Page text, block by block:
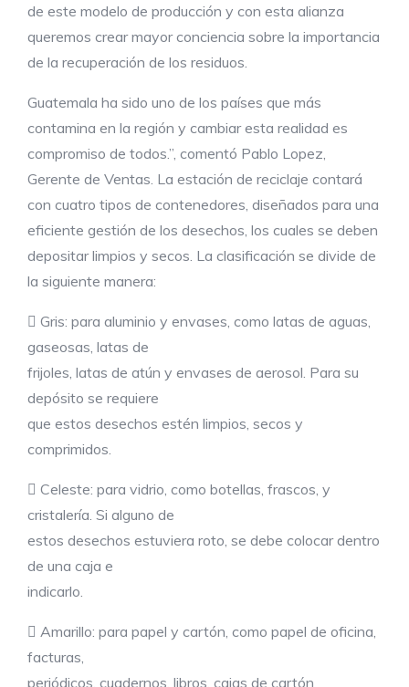
de este modelo de producción y con esta alianza
queremos crear mayor conciencia sobre la importancia
de la recuperación de los residuos.
Guatemala ha sido uno de los países que más
contamina en la región y cambiar esta realidad es
compromiso de todos.”, comentó Pablo Lopez,
Gerente de Ventas. La estación de reciclaje contará
con cuatro tipos de contenedores, diseñados para una
eficiente gestión de los desechos, los cuales se deben
depositar limpios y secos. La clasificación se divide de
la siguiente manera:
 Gris: para aluminio y envases, como latas de aguas,
gaseosas, latas de
frijoles, latas de atún y envases de aerosol. Para su
depósito se requiere
que estos desechos estén limpios, secos y
comprimidos.
 Celeste: para vidrio, como botellas, frascos, y
cristalería. Si alguno de
estos desechos estuviera roto, se debe colocar dentro
de una caja e
indicarlo.
 Amarillo: para papel y cartón, como papel de oficina,
facturas,
periódicos, cuadernos, libros, cajas de cartón